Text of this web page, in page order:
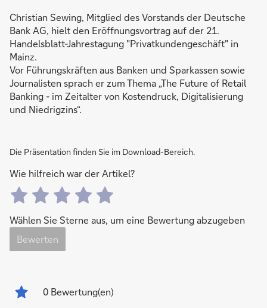
Christian Sewing, Mitglied des Vorstands der Deutsche
Bank AG, hielt den Eröffnungsvortrag auf der 21.
Handelsblatt-Jahrestagung "Privatkundengeschäft" in
Mainz.
Vor Führungskräften aus Banken und Sparkassen sowie
Journalisten sprach er zum Thema „The Future of Retail
Banking - im Zeitalter von Kostendruck, Digitalisierung
und Niedrigzins“.
Die Präsentation finden Sie im Download-Bereich.
Wie hilfreich war der Artikel?
Wählen Sie Sterne aus, um eine Bewertung abzugeben
Bewerten
0 Bewertung(en)